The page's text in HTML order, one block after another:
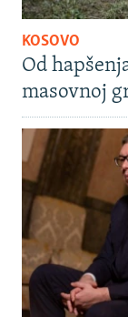
KOSOVO
Od
masovnoj